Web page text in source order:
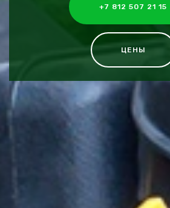
+7 812 507 21 15
ЦЕНЫ